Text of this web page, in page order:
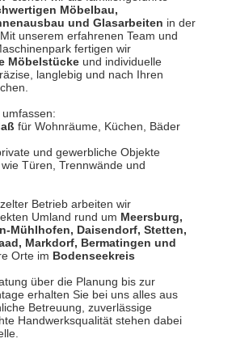
Möbelbau,
und Glasarbeiten in der
unserem erfahrenen Team und
fertigen wir
Möbelstücke und individuelle
langlebig und nach Ihren
für Wohnräume, Küchen, Bäder
und gewerbliche Objekte
wie Türen, Trennwände und
Betrieb arbeiten wir
Umland rund um Meersburg,
Mühlhofen, Daisendorf, Stetten,
Markdorf, Bermatingen und
Orte im Bodenseekreis
über die Planung bis zur
erhalten Sie bei uns alles aus
Betreuung, zuverlässige
Handwerksqualität stehen dabei